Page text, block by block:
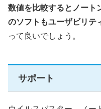
数値を比較するとノート
のソフトもユーザビリテ
って良いでしょう。
サポート